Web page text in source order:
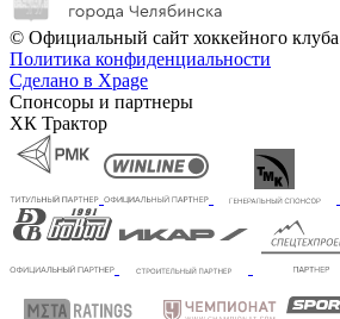
© Официальный сайт хоккейного
Политика конфиденциальности
Сделано в Xpage
Спонсоры и партнеры
ХК Трактор